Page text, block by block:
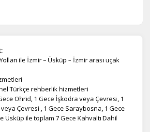
ile İzmir – Üsküp – İzmir arası uçak
Türkçe rehberlik hizmetleri
Ohrid, 1 Gece İşkodra veya Çevresi, 1
Çevresi , 1 Gece Saraybosna, 1 Gece
Üsküp ile toplam 7 Gece Kahvaltı Dahil